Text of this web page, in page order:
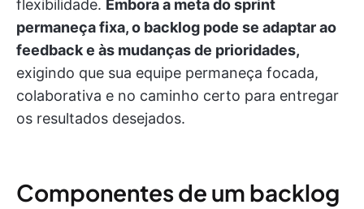
flexibilidade. Embora a meta do sprint
permaneça fixa, o backlog pode se adaptar ao
feedback e às mudanças de prioridades,
exigindo que sua equipe permaneça focada,
colaborativa e no caminho certo para entregar
os resultados desejados.
Componentes de um backlog